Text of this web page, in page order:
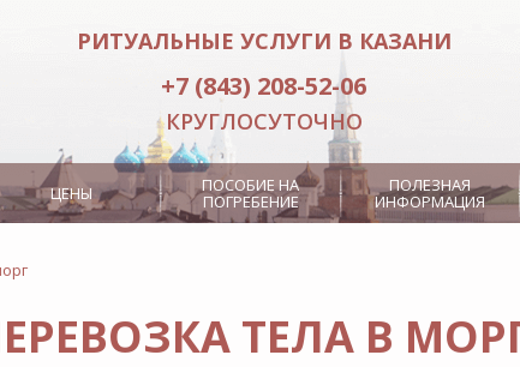
РИТУАЛЬНЫЕ УСЛУГИ В КАЗАНИ
+7 (843) 208-52-06
КРУГЛОСУТОЧНО
Омовение тела
Оркестр
ЦЕНЫ ПОСОБИЕ НА
ПОГРЕБЕНИЕ
ПОЛЕЗНАЯ
ИНФОРМАЦИЯ
ТЕЛА В